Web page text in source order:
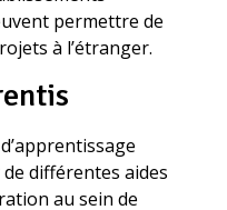
permettre de
à l’étranger.
différentes aides
au sein de